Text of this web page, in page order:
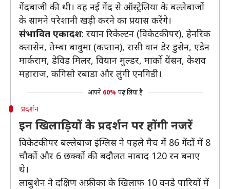
गेंदबाजी की थी। वह नई गेंद से ऑस्ट्रेलिया के बल्लेबाजों
के सामने परेशानी खड़ी करने का प्रयास करेंगे।
संभावित एकादश: रयान रिकेल्टन (विकेटकीपर), हेनरिक
क्लासेन, तेम्बा बावुमा (कप्तान), रासी वान डेर डुसेन, एडेन
मार्कराम, डेविड मिलर, वियान मुल्डर, मार्को येंसन, केशव
महाराज, कगिसो रबाडा और लुंगी एनगिडी।
आपने 60% पढ़ लिया है
प्रदर्शन
इन खिलाड़ियों के प्रदर्शन पर होंगी नजरें
विकेटकीपर बल्लेबाज इंग्लिस ने पहले मैच में 86 गेंदों में 8
चौकों और 6 छक्कों की बदौलत नाबाद 120 रन बनाए
थे।
लाबुशेन ने दक्षिण अफ्रीका के खिलाफ 10 वनडे पारियों में